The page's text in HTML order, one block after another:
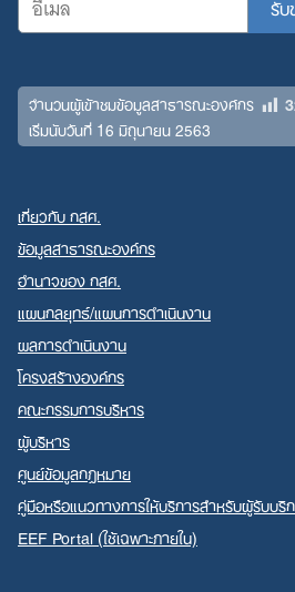
จำนวนผู้เข้าชมข้อมูลสาธารณะองค์กร
เริ่มนับวันที่ 16 มิถุนายน 2563
เกี่ยวกับ กสศ.
ข้อมูลสาธารณะองค์กร
อำนาจของ กสศ.
แผนกลยุทธ์/แผนการดำเนินงาน
ผลการดำเนินงาน
โครงสร้างองค์กร
คณะกรรมการบริหาร
ผู้บริหาร
ศูนย์ข้อมูลกฎหมาย
คู่มือหรือแนวทางการให้บริการสำหรับผู้รับบ
EEF Portal (ใช้เฉพาะภายใน)